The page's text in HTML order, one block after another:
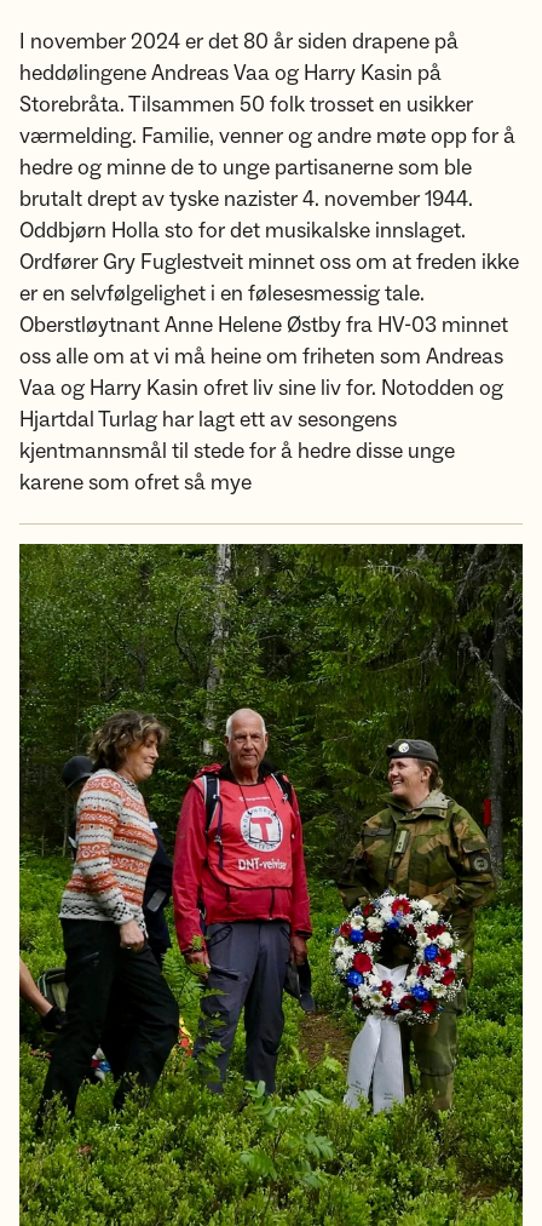
I november 2024 er det 80 år siden drapene på
heddølingene Andreas Vaa og Harry Kasin på
Storebråta. Tilsammen 50 folk trosset en usikker
værmelding. Familie, venner og andre møte opp for å
hedre og minne de to unge partisanerne som ble
brutalt drept av tyske nazister 4. november 1944.
Oddbjørn Holla sto for det musikalske innslaget.
Ordfører Gry Fuglestveit minnet oss om at freden ikke
er en selvfølgelighet i en følesesmessig tale.
Oberstløytnant Anne Helene Østby fra HV-03 minnet
oss alle om at vi må heine om friheten som Andreas
Vaa og Harry Kasin ofret liv sine liv for. Notodden og
Hjartdal Turlag har lagt ett av sesongens
kjentmannsmål til stede for å hedre disse unge
karene som ofret så mye